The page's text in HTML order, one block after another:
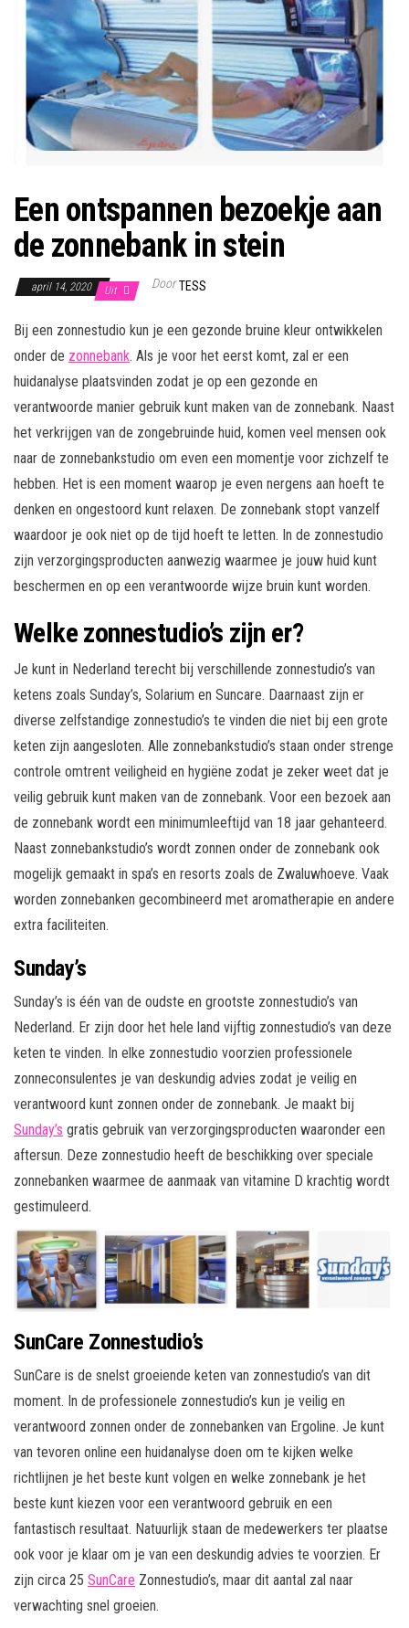
Een ontspannen bezoekje aan
de zonnebank in stein
april 14, 2020 Uit Door TESS
Bij een zonnestudio kun je een gezonde bruine kleur ontwikkelen
onder de zonnebank. Als je voor het eerst komt, zal er een
huidanalyse plaatsvinden zodat je op een gezonde en
verantwoorde manier gebruik kunt maken van de zonnebank. Naast
het verkrijgen van de zongebruinde huid, komen veel mensen ook
naar de zonnebankstudio om even een momentje voor zichzelf te
hebben. Het is een moment waarop je even nergens aan hoeft te
denken en ongestoord kunt relaxen. De zonnebank stopt vanzelf
waardoor je ook niet op de tijd hoeft te letten. In de zonnestudio
zijn verzorgingsproducten aanwezig waarmee je jouw huid kunt
beschermen en op een verantwoorde wijze bruin kunt worden.
Welke zonnestudio’s zijn er?
Je kunt in Nederland terecht bij verschillende zonnestudio’s van
ketens zoals Sunday’s, Solarium en Suncare. Daarnaast zijn er
diverse zelfstandige zonnestudio’s te vinden die niet bij een grote
keten zijn aangesloten. Alle zonnebankstudio’s staan onder strenge
controle omtrent veiligheid en hygiëne zodat je zeker weet dat je
veilig gebruik kunt maken van de zonnebank. Voor een bezoek aan
de zonnebank wordt een minimumleeftijd van 18 jaar gehanteerd.
Naast zonnebankstudio’s wordt zonnen onder de zonnebank ook
mogelijk gemaakt in spa’s en resorts zoals de Zwaluwhoeve. Vaak
worden zonnebanken gecombineerd met aromatherapie en andere
extra faciliteiten.
Sunday’s
Sunday’s is één van de oudste en grootste zonnestudio’s van
Nederland. Er zijn door het hele land vijftig zonnestudio’s van deze
keten te vinden. In elke zonnestudio voorzien professionele
zonneconsulentes je van deskundig advies zodat je veilig en
verantwoord kunt zonnen onder de zonnebank. Je maakt bij
Sunday’s gratis gebruik van verzorgingsproducten waaronder een
aftersun. Deze zonnestudio heeft de beschikking over speciale
zonnebanken waarmee de aanmaak van vitamine D krachtig wordt
gestimuleerd.
SunCare Zonnestudio’s
SunCare is de snelst groeiende keten van zonnestudio’s van dit
moment. In de professionele zonnestudio’s kun je veilig en
verantwoord zonnen onder de zonnebanken van Ergoline. Je kunt
van tevoren online een huidanalyse doen om te kijken welke
richtlijnen je het beste kunt volgen en welke zonnebank je het
beste kunt kiezen voor een verantwoord gebruik en een
fantastisch resultaat. Natuurlijk staan de medewerkers ter plaatse
ook voor je klaar om je van een deskundig advies te voorzien. Er
zijn circa 25 SunCare Zonnestudio’s, maar dit aantal zal naar
verwachting snel groeien.